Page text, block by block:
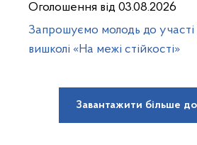
Оголошення від 03.08.2026
Запрошуємо молодь до
вишколі «На межі стійкості»
Завантажити більше